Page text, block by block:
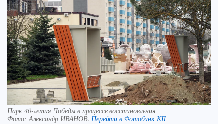
Парк 40-летия Победы в процессе восстановления
Фото:Александр ИВАНОВ. Перейти в Фотобанк КП